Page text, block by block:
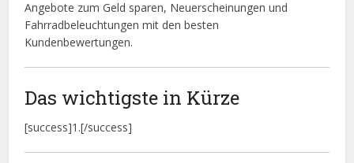
Angebote zum Geld sparen, Neuerscheinungen und
Fahrradbeleuchtungen mit den besten
Kundenbewertungen.
Das wichtigste in Kürze
[success]1.[/success]